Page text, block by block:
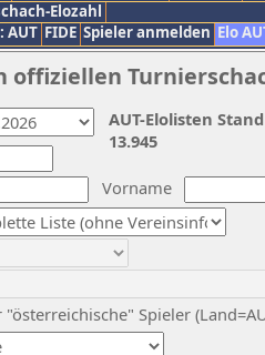
Elozahl
AUT FIDE Spieler anmelden Elo
Vorname
"österreichische" Spieler
AUT-Elolisten
13.945